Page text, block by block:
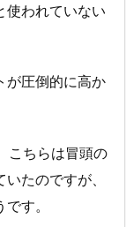
使われていない
が圧倒的に高か
こちらは冒頭の
たのですが、
す。